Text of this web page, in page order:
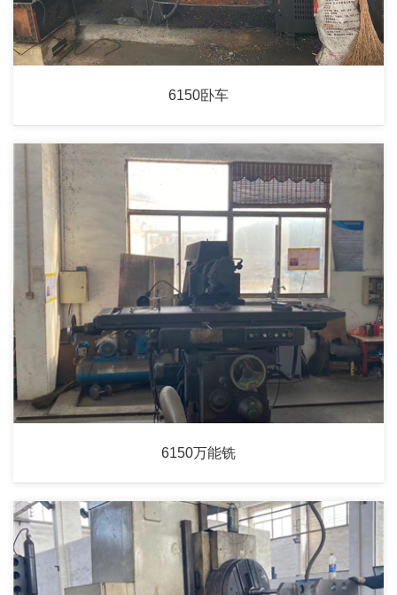
6150卧车
6150万能铣